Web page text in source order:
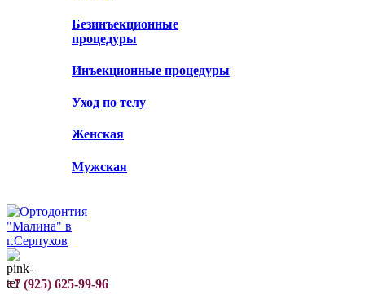
Безинъекционные
процедуры
Инъекционные процедуры
Уход по телу
Женская
Мужская
+7 (925) 625-99-96